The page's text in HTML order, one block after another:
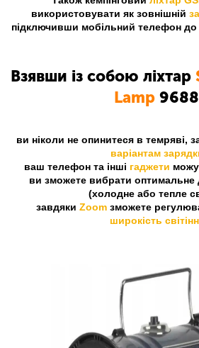
використовувати як зовнішній
підключивши мобільний телефон до
Взявши із собою ліхтар
Lamp
ви ніколи не опинитеся в темряві,
варіантам
ваш телефон та інші гаджети
ви зможете вибрати оптимальне
(холодне або тепле
завдяки Zoom зможете
широкість